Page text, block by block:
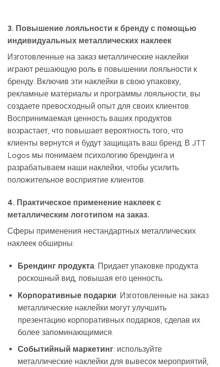
3. Повышение лояльности к бренду с помощью
индивидуальных металлических наклеек
Изготовленные на заказ металлические наклейки
играют решающую роль в повышении лояльности к
бренду. Включив эти наклейки в свою упаковку,
рекламные материалы и программы лояльности, вы
создаете превосходный опыт для своих клиентов.
Воспринимаемая ценность ваших продуктов
возрастает, что повышает вероятность того, что
клиенты вернутся и будут защищать ваш бренд. В JTT
Logos мы понимаем психологию брендинга и
разрабатываем наши наклейки, чтобы усилить
положительное восприятие клиентов.
4. Практическое применение наклеек с
металлическим логотипом на заказ.
Сферы применения нестандартных металлических
наклеек обширны:
Брендинг продукта: Придает упаковке продукта
роскошный вид, повышая его ценность.
Корпоративные подарки: Изготовленные на заказ
металлические наклейки могут улучшить
презентацию корпоративных подарков, сделав их
более запоминающимися.
Событийный маркетинг: используйте
металлические наклейки для вывесок мероприятий,